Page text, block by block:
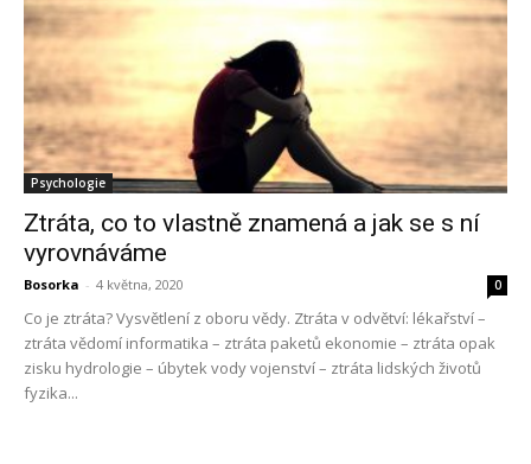
Psychologie
Ztráta, co to vlastně znamená a jak se s ní
vyrovnáváme
Bosorka - 4 května, 2020 0
Co je ztráta? Vysvětlení z oboru vědy. Ztráta v odvětví: lékařství –
ztráta vědomí informatika – ztráta paketů ekonomie – ztráta opak
zisku hydrologie – úbytek vody vojenství – ztráta lidských životů
fyzika...